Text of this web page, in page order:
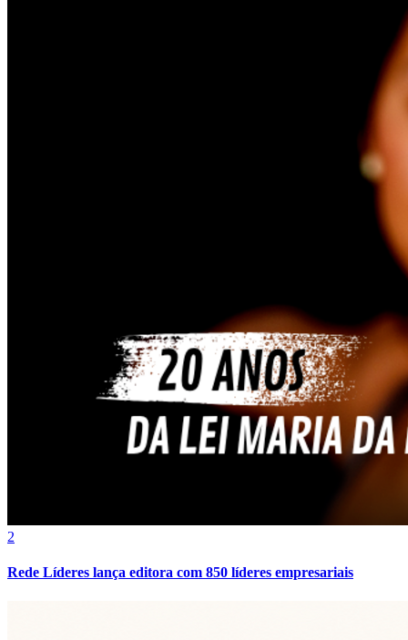
2
Rede Líderes lança editora com 850 líderes empresariais